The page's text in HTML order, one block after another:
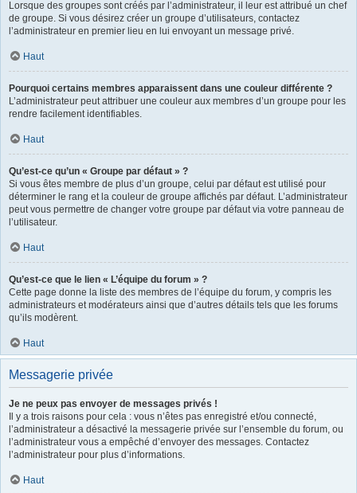
Lorsque des groupes sont créés par l’administrateur, il leur est attribué un chef
de groupe. Si vous désirez créer un groupe d’utilisateurs, contactez
l’administrateur en premier lieu en lui envoyant un message privé.
Haut
Pourquoi certains membres apparaissent dans une couleur différente ?
L’administrateur peut attribuer une couleur aux membres d’un groupe pour les
rendre facilement identifiables.
Haut
Qu’est-ce qu’un « Groupe par défaut » ?
Si vous êtes membre de plus d’un groupe, celui par défaut est utilisé pour
déterminer le rang et la couleur de groupe affichés par défaut. L’administrateur
peut vous permettre de changer votre groupe par défaut via votre panneau de
l’utilisateur.
Haut
Qu’est-ce que le lien « L’équipe du forum » ?
Cette page donne la liste des membres de l’équipe du forum, y compris les
administrateurs et modérateurs ainsi que d’autres détails tels que les forums
qu’ils modèrent.
Haut
Messagerie privée
Je ne peux pas envoyer de messages privés !
Il y a trois raisons pour cela : vous n’êtes pas enregistré et/ou connecté,
l’administrateur a désactivé la messagerie privée sur l’ensemble du forum, ou
l’administrateur vous a empêché d’envoyer des messages. Contactez
l’administrateur pour plus d’informations.
Haut